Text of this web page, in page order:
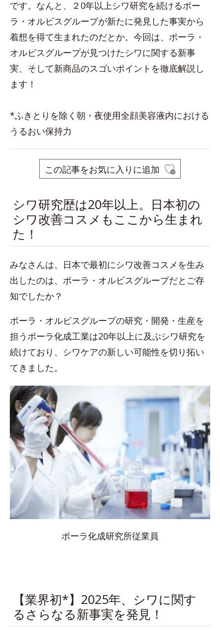
です。なんと、２0年以上シワ研究を続けるポー
ラ・オルビスグループが新たに発見した事実から
着想を得て生まれたのだとか。今回は、ポーラ・
オルビスグループが見つけたシワに関する新事
実、そして新商品のスゴいポイントを徹底解説し
ます！
*ふきとりを除く朝・夜使用全顔美容液内における
うるおい保持力
この記事をお気に入りに追加
シワ研究歴は20年以上。日本初の
シワ改善コスメもここから生まれ
た！
みなさんは、日本で最初にシワ改善コスメを生み
出したのは、ポーラ・オルビスグループだとご存
知でしたか？
ポーラ・オルビスグループの研究・開発・生産を
担うポーラ化成工業は20年以上に及ぶシワ研究を
続けており、シワケアの新しい可能性を切り拓い
てきました。
ポーラ化成研究所従業員
【業界初*】2025年、シワに関す
るさらなる新事実を発見！